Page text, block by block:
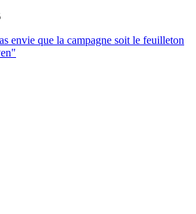
envie que la campagne soit le feuilleton